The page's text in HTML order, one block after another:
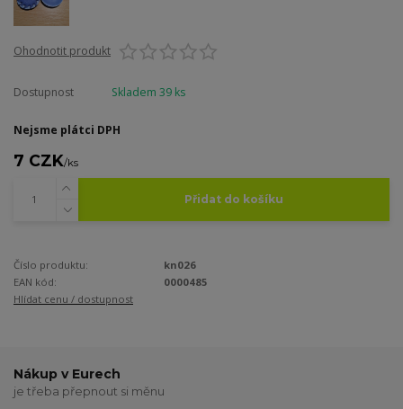
Ohodnotit produkt
Dostupnost Skladem 39 ks
Nejsme plátci DPH
7 CZK/ks
Přidat do košíku
Číslo produktu:
kn026
EAN kód:
0000485
Hlídat cenu / dostupnost
Nákup v Eurech
je třeba přepnout si měnu